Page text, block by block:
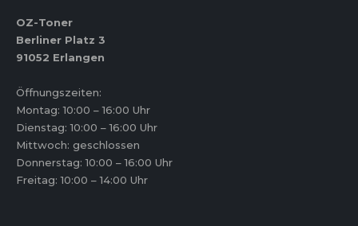
OZ-Toner
Berliner Platz 3
91052 Erlangen
Öffnungszeiten:
Montag: 10:00 – 16:00 Uhr
Dienstag: 10:00 – 16:00 Uhr
Mittwoch: geschlossen
Donnerstag: 10:00 – 16:00 Uhr
Freitag: 10:00 – 14:00 Uhr